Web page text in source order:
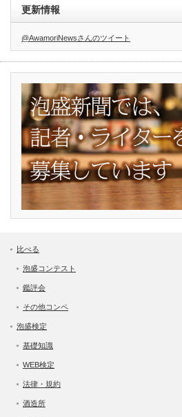
更新情報
@AwamoriNewsさんのツイート
比べる
泡盛コンテスト
鑑評会
その他コンペ
泡盛検定
基礎知識
WEB検定
法律・規約
酒造所